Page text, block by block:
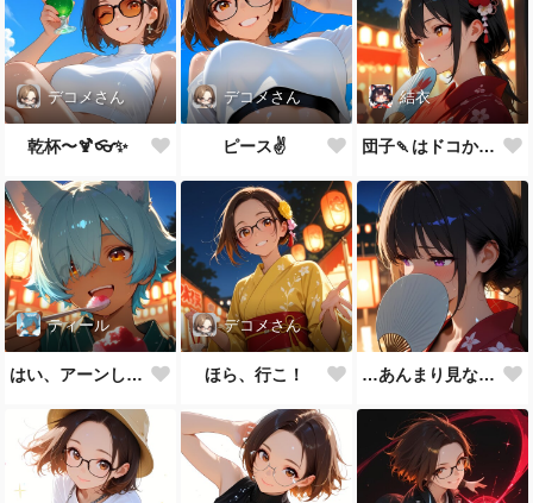
デコメさん
乾杯〜🍹👓✨
デコメさん
ピース✌️
結衣
団子🍡はドコかニャ？
ティール
はい、アーンして♪
デコメさん
ほら、行こ！ …あんまり見ないでよ